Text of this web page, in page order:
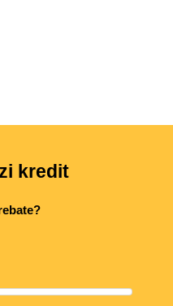
kredit